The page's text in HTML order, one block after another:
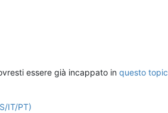
essere già incappato in questo topic
IT/PT)